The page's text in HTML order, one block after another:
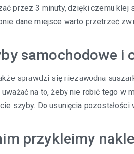
przez 3 minuty, dzięki czemu klej
dane miejsce warto przetrzeć
samochodowe i
sprawdzi się niezawodna
uważać na to, żeby nie robić tego w
szyby. Do usunięcia
przykleimy